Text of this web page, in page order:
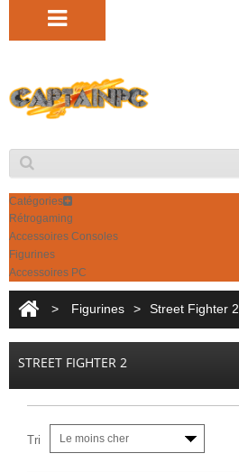
Catégories
Rétrogaming
Accessoires Consoles
Figurines
Accessoires PC
> Figurines > Street Fighter 2
STREET FIGHTER 2
Tri Le moins cher